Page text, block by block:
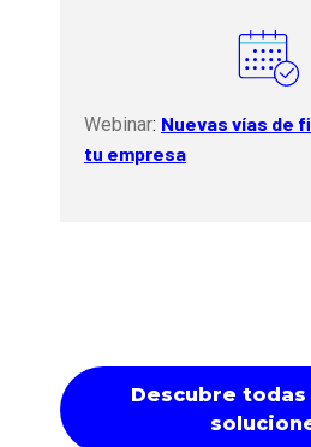
Webinar: Nuevas vías de
tu empresa
Descubre